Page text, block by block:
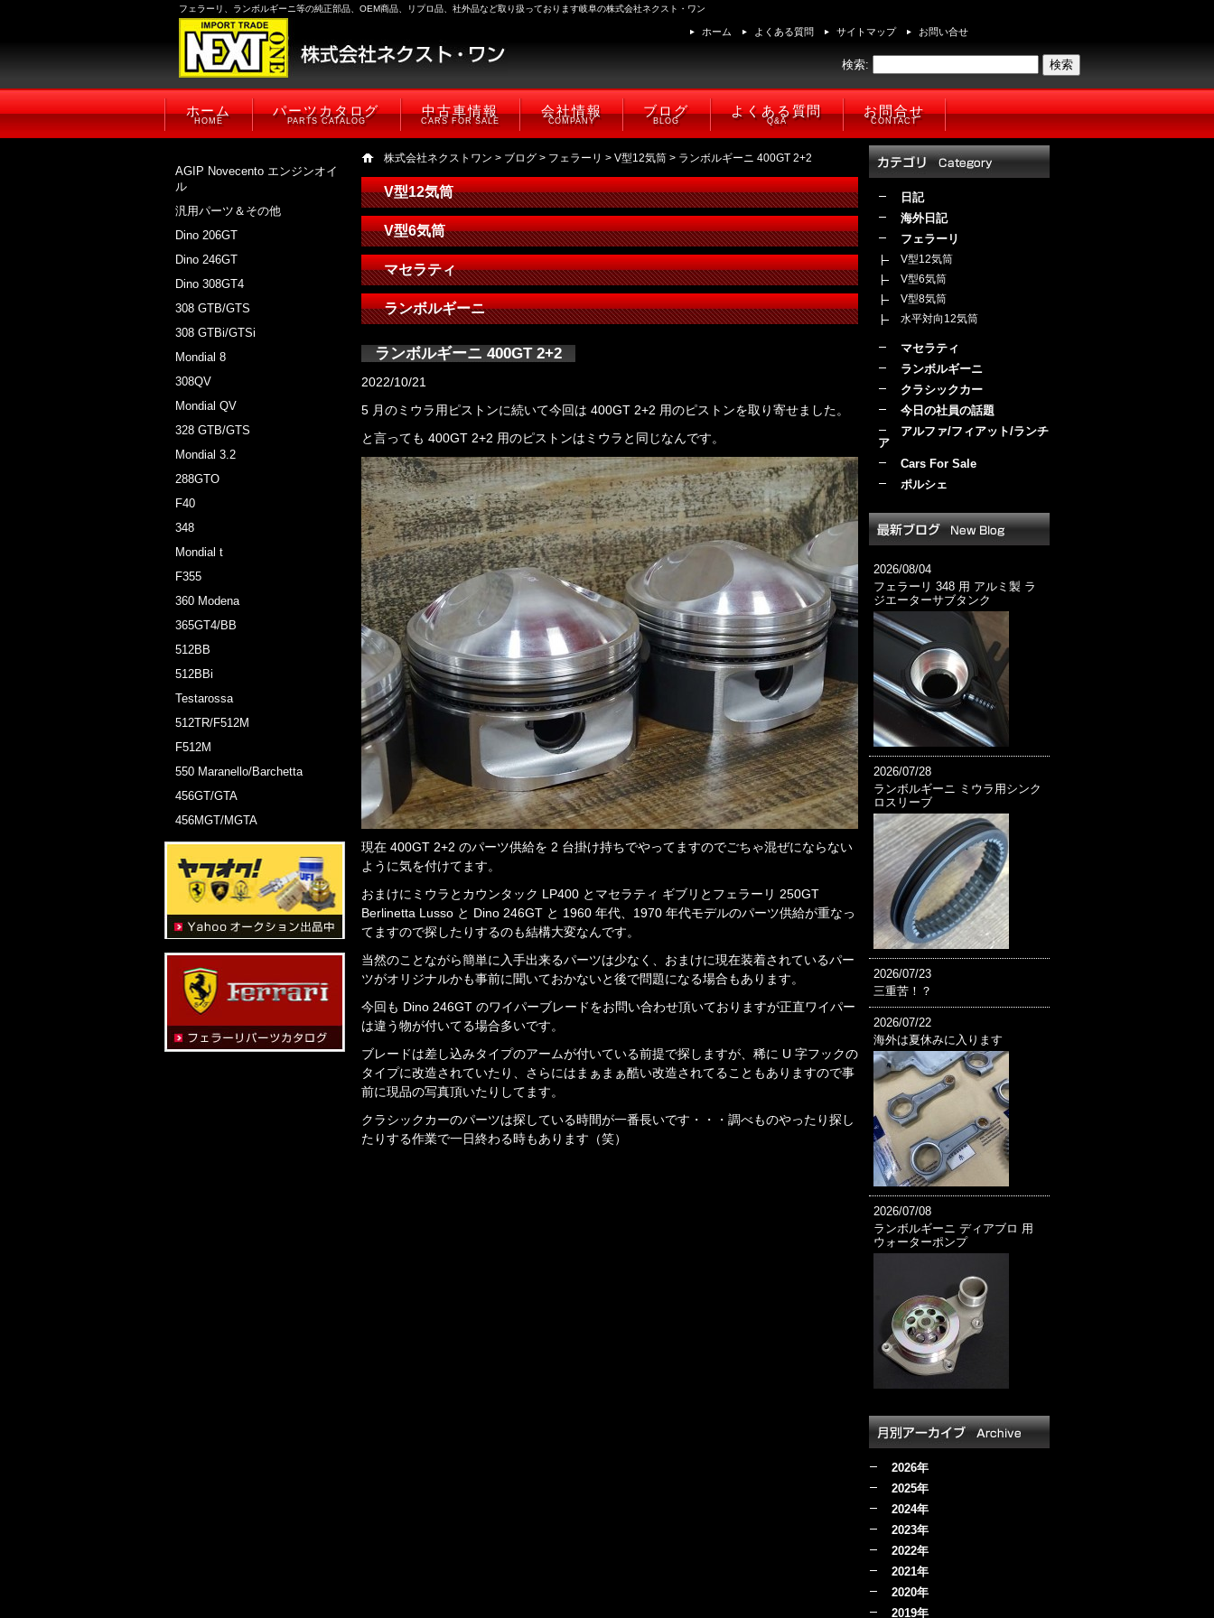
フェラーリ、ランボルギーニ等の純正部品、OEM商品、リプロ品、社外品など取り扱っております岐阜の株式会社ネクスト・ワン
ホーム よくある質問 サイトマップ お問い合せ
検索:
ホーム
HOME
パーツカタログ
PARTS CATALOG
中古車情報
CARS FOR SALE
会社情報
COMPANY
ブログ
BLOG
よくある質問
Q&A
お問合せ
CONTACT
AGIP Novecento エンジンオイ
ル
汎用パーツ＆その他
Dino 206GT
Dino 246GT
Dino 308GT4
308 GTB/GTS
308 GTBi/GTSi
Mondial 8
308QV
Mondial QV
328 GTB/GTS
Mondial 3.2
288GTO
F40
348
Mondial t
F355
360 Modena
365GT4/BB
512BB
512BBi
Testarossa
512TR/F512M
F512M
550 Maranello/Barchetta
456GT/GTA
456MGT/MGTA
株式会社ネクストワン > ブログ > フェラーリ > V型12気筒 > ランボルギーニ 400GT 2+2
V型12気筒
V型6気筒
マセラティ
ランボルギーニ
ランボルギーニ 400GT 2+2
2022/10/21
5 月のミウラ用ピストンに続いて今回は 400GT 2+2 用のピストンを取り寄せました。
と言っても 400GT 2+2 用のピストンはミウラと同じなんです。
現在 400GT 2+2 のパーツ供給を 2 台掛け持ちでやってますのでごちゃ混ぜにならない
ように気を付けてます。
おまけにミウラとカウンタック LP400 とマセラティ ギブリとフェラーリ 250GT
Berlinetta Lusso と Dino 246GT と 1960 年代、1970 年代モデルのパーツ供給が重なっ
てますので探したりするのも結構大変なんです。
当然のことながら簡単に入手出来るパーツは少なく、おまけに現在装着されているパー
ツがオリジナルかも事前に聞いておかないと後で問題になる場合もあります。
今回も Dino 246GT のワイパーブレードをお問い合わせ頂いておりますが正直ワイパー
は違う物が付いてる場合多いです。
ブレードは差し込みタイプのアームが付いている前提で探しますが、稀に U 字フックの
タイプに改造されていたり、さらにはまぁまぁ酷い改造されてることもありますので事
前に現品の写真頂いたりしてます。
クラシックカーのパーツは探している時間が一番長いです・・・調べものやったり探し
たりする作業で一日終わる時もあります（笑）
日記
海外日記
フェラーリ
V型12気筒
V型6気筒
V型8気筒
水平対向12気筒
マセラティ
ランボルギーニ
クラシックカー
今日の社員の話題
アルファ/フィアット/ランチ
ア
Cars For Sale
ポルシェ
2026/08/04
フェラーリ 348 用 アルミ製 ラ
ジエーターサブタンク
2026/07/28
ランボルギーニ ミウラ用シンク
ロスリーブ
2026/07/23
三重苦！？
2026/07/22
海外は夏休みに入ります
2026/07/08
ランボルギーニ ディアブロ 用
ウォーターポンプ
2026年
2025年
2024年
2023年
2022年
2021年
2020年
2019年